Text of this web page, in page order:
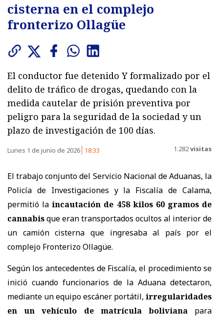
cisterna en el complejo
fronterizo Ollagüe
El conductor fue detenido Y formalizado por el
delito de tráfico de drogas, quedando con la
medida cautelar de prisión preventiva por
peligro para la seguridad de la sociedad y un
plazo de investigación de 100 días.
Lunes 1 de junio de 2026 18:33 1.282visitas
El trabajo conjunto del Servicio Nacional de Aduanas, la
Policía de Investigaciones y la Fiscalía de Calama,
permitió la incautación de 458 kilos 60 gramos de
cannabisque eran transportados ocultos al interior de
un camión cisterna que ingresaba al país por el
complejo Fronterizo Ollagüe.
Según los antecedentes de Fiscalía, el procedimiento se
inició cuando funcionarios de la Aduana detectaron,
mediante un equipo escáner portátil, irregularidades
en un vehículo de matrícula bolivianapara